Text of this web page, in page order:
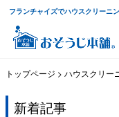
フランチャイズでハウスクリーニ
トップページ >ハウスクリー
新着記事